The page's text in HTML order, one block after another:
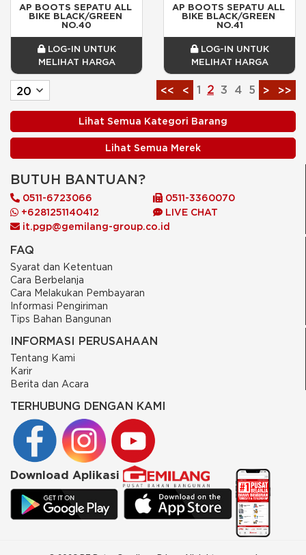
AP BOOTS SEPATU ALL
BIKE BLACK/GREEN
NO.40
LOG-IN UNTUK
MELIHAT HARGA
AP BOOTS SEPATU ALL
BIKE BLACK/GREEN
NO.41
LOG-IN UNTUK
MELIHAT HARGA
<< < 1 2 3 4 5 > >>
Lihat Semua Kategori Barang
Lihat Semua Merek
BUTUH BANTUAN?
0511-6723066
0511-3360070
+6281251140412
LIVE CHAT
it.pgp@gemilang-group.co.id
FAQ
Syarat dan Ketentuan
Cara Berbelanja
Cara Melakukan Pembayaran
Informasi Pengiriman
Tips Bahan Bangunan
INFORMASI PERUSAHAAN
Tentang Kami
Karir
Berita dan Acara
TERHUBUNG DENGAN KAMI
Download Aplikasi